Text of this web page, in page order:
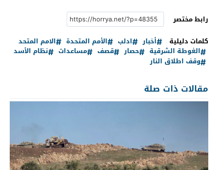
رابط مختصر
كلمات دليلية
أخبار ادلب الأمم المتحدة
الامم المتحد
الغوطة الشرقية
حصار قصف مساعدات
نظام الأسد
وقف اطلاق النار
مقالات ذات صلة